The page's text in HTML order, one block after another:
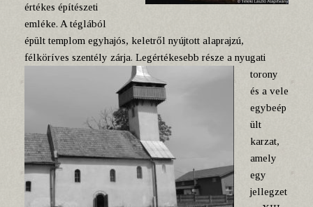
értékes építészeti
emléke. A téglából
épült templom egyhajós, keletről nyújtott alaprajzú,
félköríves szentély zárja. Legértékesebb része a nyugati
torony
és a vele
egybeép
ült
karzat,
amely
egy
jellegzet